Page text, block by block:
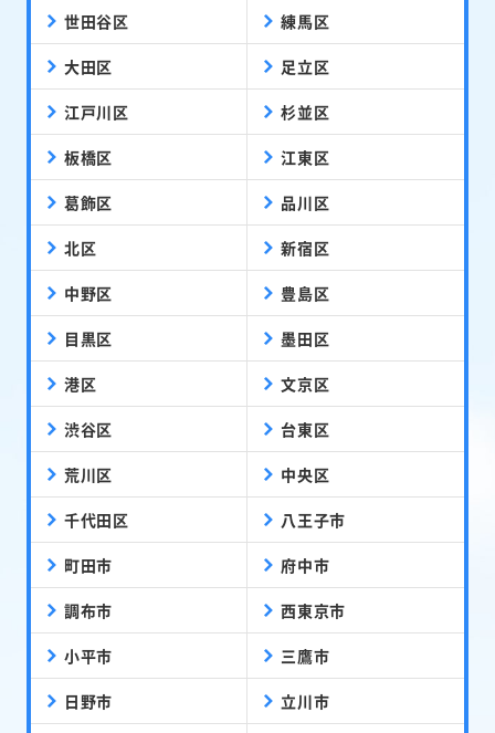
世田谷区 練馬区
大田区 足立区
江戸川区 杉並区
板橋区 江東区
葛飾区 品川区
北区 新宿区
中野区 豊島区
目黒区 墨田区
港区 文京区
渋谷区 台東区
荒川区 中央区
千代田区 八王子市
町田市 府中市
調布市 西東京市
小平市 三鷹市
日野市 立川市